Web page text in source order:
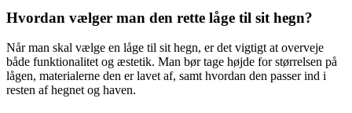
Hvordan vælger man den rette låge til sit hegn?
Når man skal vælge en låge til sit hegn, er det vigtigt at overveje
både funktionalitet og æstetik. Man bør tage højde for størrelsen på
lågen, materialerne den er lavet af, samt hvordan den passer ind i
resten af hegnet og haven.